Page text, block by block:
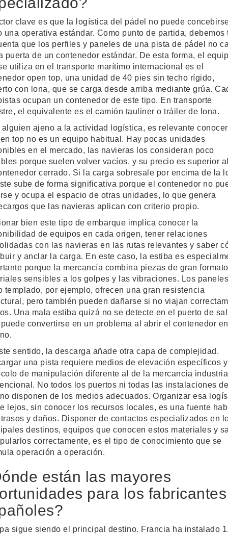
clave es que la logística del pádel no puede
una operativa estándar. Como punto de partida, debemos
que los perfiles y paneles de una pista de pádel no
puerta de un contenedor estándar. De esta forma, el
utiliza en el transporte marítimo internacional es el
open top, una unidad de 40 pies sin techo rígido,
con lona, que se carga desde arriba mediante grúa.
ocupan un contenedor de este tipo. En transporte
el equivalente es el camión tauliner o tráiler de lona.
alguien ajeno a la actividad logística, es relevante
top no es un equipo habitual. Hay pocas unidades
en el mercado, las navieras los consideran poco
porque suelen volver vacíos, y su precio es superior
cerrado. Si la carga sobresale por encima de la
sube de forma significativa porque el contenedor no
y ocupa el espacio de otras unidades, lo que genera
que las navieras aplican con criterio propio.
bien este tipo de embarque implica conocer la
de equipos en cada origen, tener relaciones
con las navieras en las rutas relevantes y saber
y anclar la carga. En este caso, la estiba es
porque la mercancía combina piezas de gran
sensibles a los golpes y las vibraciones. Los
templado, por ejemplo, ofrecen una gran resistencia
pero también pueden dañarse si no viajan
Una mala estiba quizá no se detecte en el puerto de
convertirse en un problema al abrir el contenedor en
sentido, la descarga añade otra capa de complejidad.
una pista requiere medios de elevación específicos
de manipulación diferente al de la mercancía
No todos los puertos ni todas las instalaciones de
disponen de los medios adecuados. Organizar esa
lejos, sin conocer los recursos locales, es una fuente
y daños. Disponer de contactos especializados en
destinos, equipos que conocen estos materiales y
correctamente, es el tipo de conocimiento que se
operación a operación.
están las mayores
para los fabricantes
sigue siendo el principal destino. Francia ha instalado